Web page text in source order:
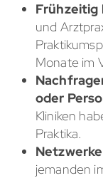
Frühzeitig
und
Monate im
oder
Kliniken
Praktika.
jemanden